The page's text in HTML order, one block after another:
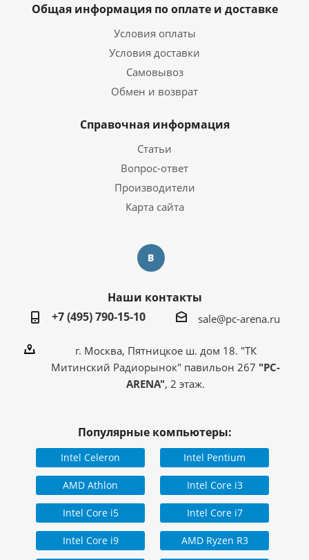
Общая информация по оплате и доставке
Условия оплаты
Условия доставки
Самовывоз
Обмен и возврат
Справочная информация
Статьи
Вопрос-ответ
Производители
Карта сайта
Наши контакты
+7 (495) 790-15-10
sale@pc-arena.ru
г. Москва, Пятницкое ш. дом 18. "ТК
Митинский Радиорынок" павильон 267 "PC-
ARENA", 2 этаж.
Популярные компьютеры:
Intel Celeron Intel Pentium
AMD Athlon Intel Core i3
Intel Core i5 Intel Core i7
Intel Core i9 AMD Ryzen R3